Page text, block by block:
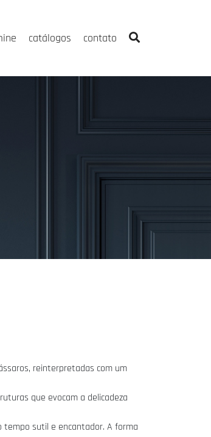
catálogos contato
reinterpretadas com um
que evocam a delicadeza
tempo sutil e encantador. A forma